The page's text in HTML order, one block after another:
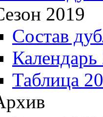
2019
Состав
Календарь
Таблица